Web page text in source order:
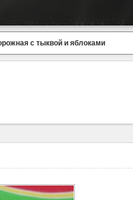
с тыквой и яблоками